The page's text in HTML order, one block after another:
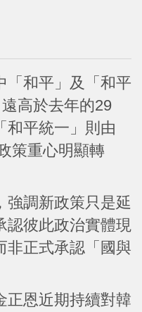
「和平」及「和平
高於去年的29
和平統一」則由
策重心明顯轉
強調新政策只是延
認彼此政治實體現
非正式承認「國與
正恩近期持續對韓